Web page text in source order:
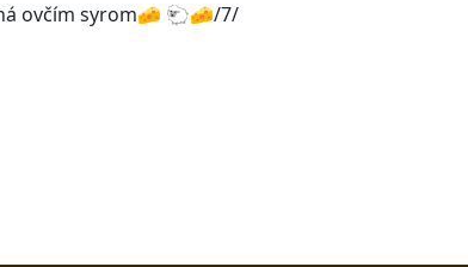
ovčím syrom🧀 🐑🧀/7/